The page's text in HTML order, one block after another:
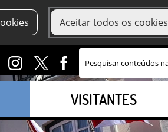
Aceitar todos os cookies
VISITANTES